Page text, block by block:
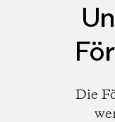
Die